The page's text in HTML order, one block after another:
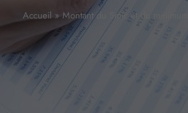
Accueil » Montant du Smic et du